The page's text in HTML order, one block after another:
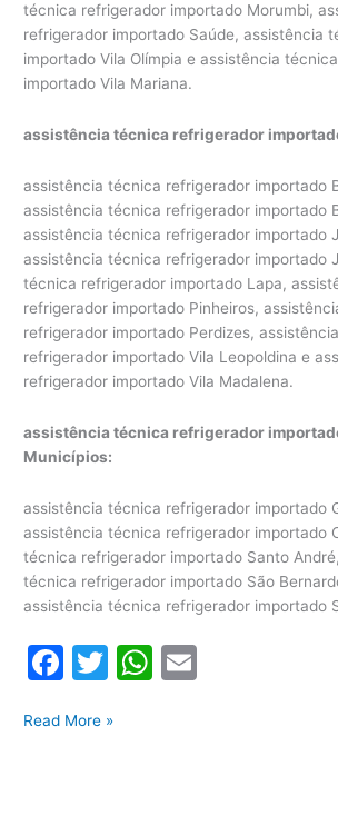
técnica refrigerador importado Morumbi,
refrigerador importado Saúde, assistência
importado Vila Olímpia e assistência
importado Vila Mariana.
assistência técnica refrigerador
assistência técnica refrigerador importado
assistência técnica refrigerador importado
assistência técnica refrigerador importado
assistência técnica refrigerador importado
técnica refrigerador importado Lapa,
refrigerador importado Pinheiros,
refrigerador importado Perdizes,
refrigerador importado Vila Leopoldina e
refrigerador importado Vila Madalena.
assistência técnica refrigerador
Municípios:
assistência técnica refrigerador importado
assistência técnica refrigerador importado
técnica refrigerador importado Santo
técnica refrigerador importado São
assistência técnica refrigerador importado
F
c
T
itt
W
Assistência
Read More »